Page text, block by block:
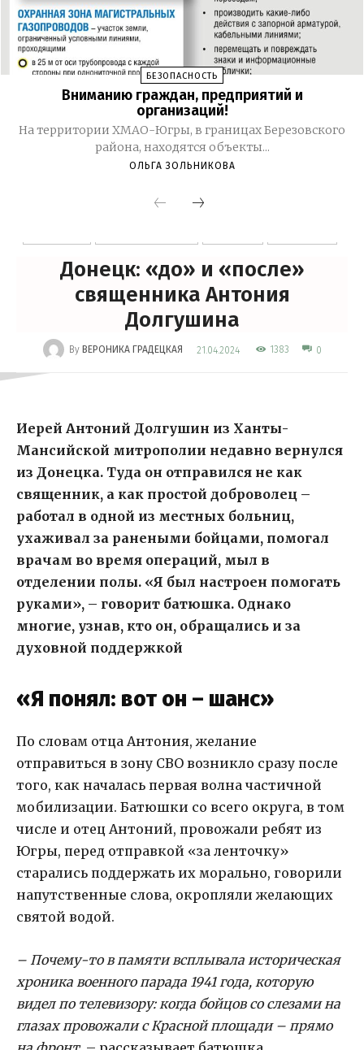
БЕЗОПАСНОСТЬ
Вниманию граждан, предприятий и
организаций!
На территории ХМАО-Югры, в границах Березовского
района, находятся объекты...
ОЛЬГА ЗОЛЬНИКОВА